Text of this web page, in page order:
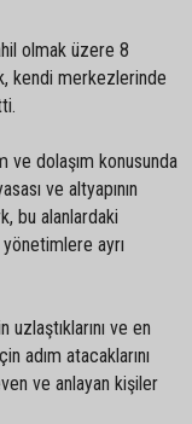
olmak üzere 8
kendi merkezlerinde
ve dolaşım konusunda
ve altyapının
bu alanlardaki
ayrı
ve en
adım atacaklarını
ve anlayan kişiler